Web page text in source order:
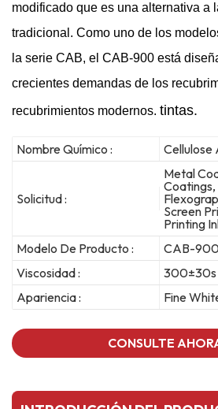
modificado que es una alternativa a
tradicional. Como uno de los
la serie CAB, el CAB-900 está
crecientes demandas de los
recubrimientos modernos. tintas.
Nombre Químico :
Solicitud :
Metal
Screen
Printing
Modelo De Producto :
CAB-
Viscosidad :
300±30s
Apariencia :
Fine
CONSULTE